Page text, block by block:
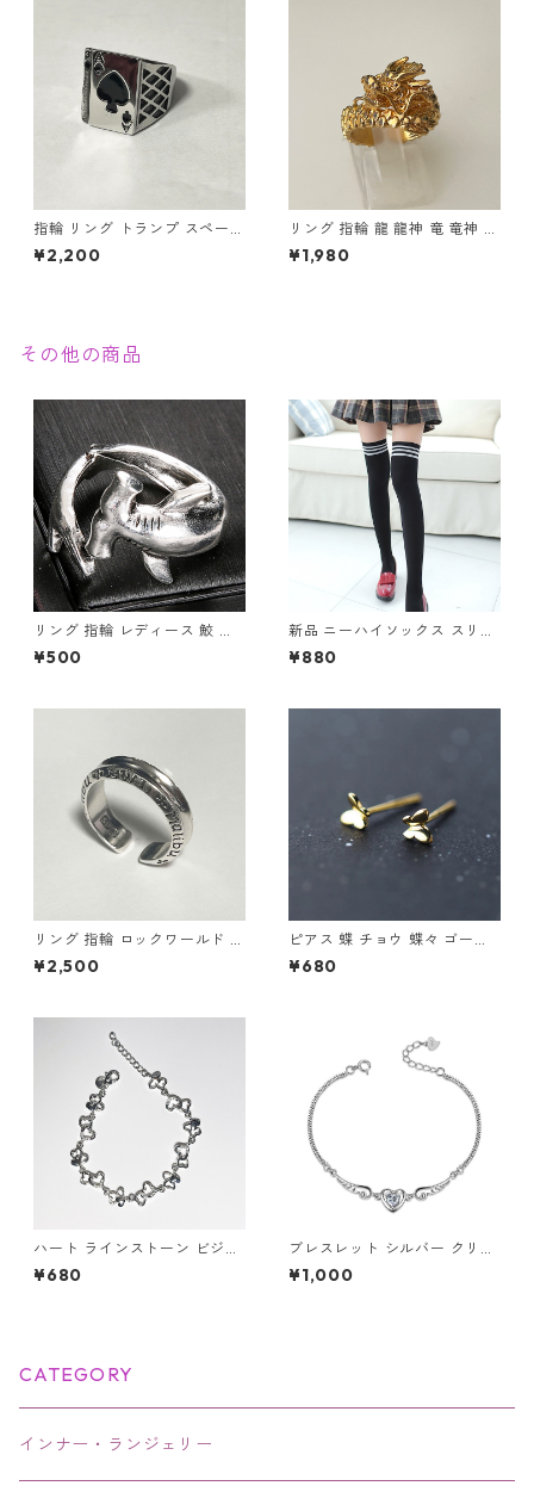
指輪 リング トランプ スペード
エース ステンレス 幸運 勝負運
ラッキーアイテム ギャンブル
¥2,200
リング 指輪 龍 龍神 竜 竜神 金
龍 ゴールド スパイラル メンズ
アクセサリー
¥1,980
その他の商品
リング 指輪 レディース 鮫 ハ
ンマーヘッド シャーク アンテ
ィーク風 サメ さめ ヴィンテー
¥500
新品 ニーハイソックス スリー
ラインボーダー タイツ ニーソ
ニーハイ 黒 白 ブラック ホワ
¥880
リング 指輪 ロックワールド パ
ンク ロック レタリング 鏡面
ユニセックス
¥2,500
ピアス 蝶 チョウ 蝶々 ゴール
ド 小さい シンプル レディース
アクセサリー
¥680
ハート ラインストーン ビジュ
ー キラキラ シルバー 可愛い
ブレスレット
¥680
ブレスレット シルバー クリス
タル ブレス オープンハート 水
晶 ハート 天使の羽 羽根 羽 天
¥1,000
CATEGORY
インナー・ランジェリー